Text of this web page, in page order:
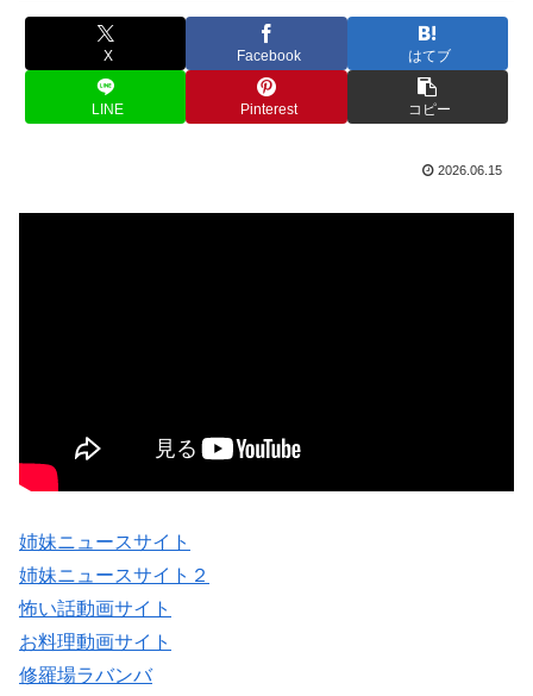
X Facebook はてブ
LINE Pinterest コピー
2026.06.15
姉妹ニュースサイト
姉妹ニュースサイト２
怖い話動画サイト
お料理動画サイト
修羅場ラバンバ